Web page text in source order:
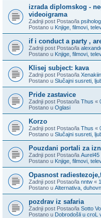
izrada diplomskog -
videoigrama
Zadnji post Postao/la
Postano u Knjige, filmovi,
if i conduct a party ,
Zadnji post Postao/la
Postano u Knjige, filmovi,
Klisej subject: kava
Zadnji post Postao/la Xenakiin
Postano u Slučajni susreti,
Pride zastavice
Zadnji post Postao/la Thus «
Postano u Oglasi
Korzo
Zadnji post Postao/la Thus «
Postano u Slučajni susreti,
Pouzdani portali za
Zadnji post Postao/la Aurel45
Postano u Knjige, filmovi,
Opasnost
Zadnji post Postao/la nntw «
Postano u Alternativa,
pozdrav iz safaria
Zadnji post Postao/la Sotto
Postano u Dobrodošli u croL